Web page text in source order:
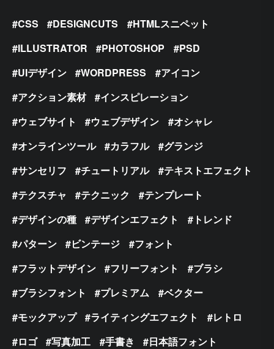
CSS DESIGNCUTS
HTMLスニペット
ILLUSTRATOR
PHOTOSHOP
PSD
UIデザイン
WORDPRESS
アイコン
アクション素材
インスピレーション
ウェブサイト
ウェブデザイン
オシャレ
オンラインツール
カラフル
グランジ
サンセリフ
チュートリアル
テキストエフェクト
テクスチャ
テクニック
テンプレート
デザインの種
デザインエフェクト
トレンド
パターン
ビンテージ
フォント
フラットデザイン
フリーフォント
ブラシ
ブラシフォント
プレミアム
ベクター
モックアップ
ライティングエフェクト
レトロ
ロゴ
写真加工 手書き
日本語フォント